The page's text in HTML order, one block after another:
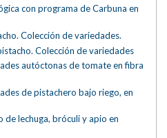
con programa de Carbuna en
Colección de variedades.
Colección de variedades
autóctonas de tomate en fibra
de pistachero bajo riego, en
lechuga, bróculi y apio en